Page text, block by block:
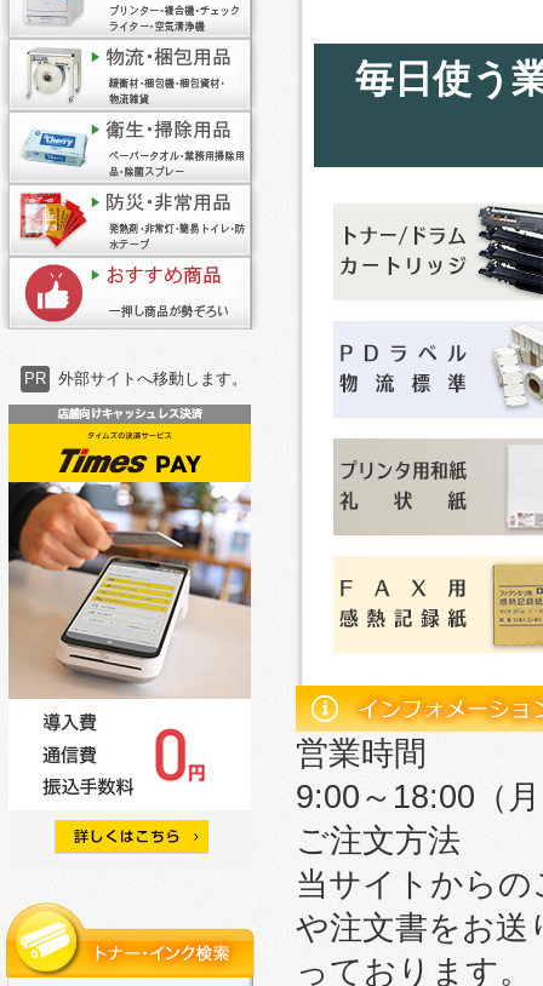
PR 外部サイトへ移動します。
毎日使う
営業時間
9:00～18:00（
ご注文方法
当サイトから
や注文書をお送
っております。